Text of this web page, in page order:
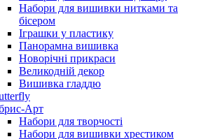
Набори для вишивки нитками та
бісером
Іграшки у пластику
Панорамна вишивка
Новорічні прикраси
Великодній декор
Вишивка гладдю
Арт
Набори для творчості
Набори для вишивки хрестиком